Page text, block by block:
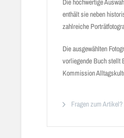
Die hochwertige
enthält sie neben
zahlreiche
Die ausgewählten
vorliegende Buch stellt
Kommission
Fragen zum Artikel?